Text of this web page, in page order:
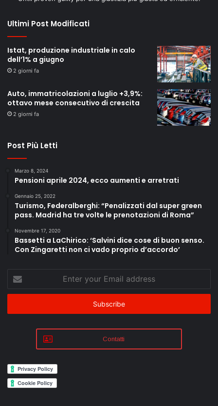
Ultimi Post Modificati
Istat, produzione industriale in calo
dell’1% a giugno
2 giorni fa
Auto, immatricolazioni a luglio +3,9%:
ottavo mese consecutivo di crescita
2 giorni fa
Post Più Letti
Marzo 8, 2024
Pensioni aprile 2024, ecco aumenti e arretrati
Gennaio 25, 2022
Turismo, Federalberghi: “Penalizzati dal super green
pass. Madrid ha tre volte le prenotazioni di Roma”
Novembre 17, 2020
Bassetti a LaChirico: ‘Salvini dice cose di buon senso.
Con Zingaretti non ci vado proprio d’accordo’
Enter
your
Email
Contatti